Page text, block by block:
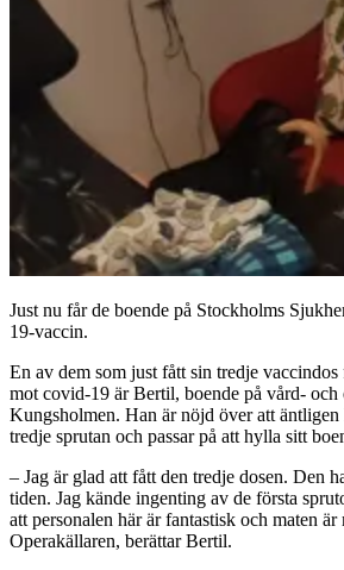
Just nu får de boende på Stockholms
19-vaccin.
En av dem som just fått sin tredje
mot covid-19 är Bertil, boende på vård- och
Kungsholmen. Han är nöjd över att äntligen
tredje sprutan och passar på att hylla sitt
– Jag är glad att fått den tredje dosen. Den
tiden. Jag kände ingenting av de första
att personalen här är fantastisk och maten
Operakällaren, berättar Bertil.